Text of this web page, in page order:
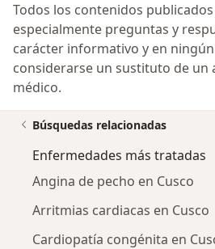
Todos los contenidos
especialmente preguntas y
carácter informativo y en
considerarse un sustituto de un
médico.
Búsquedas relacionadas
Enfermedades más tratadas
Angina de pecho en Cusco
Arritmias cardiacas en Cusco
Cardiopatía congénita en